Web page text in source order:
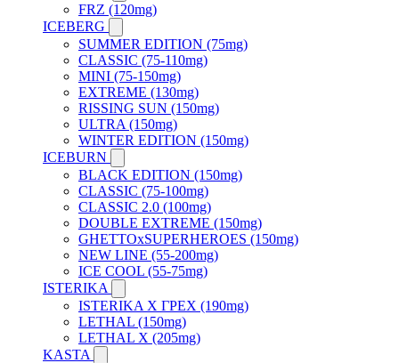
FRZ (120mg)
ICEBERG
SUMMER EDITION (75mg)
CLASSIC (75-110mg)
MINI (75-150mg)
EXTREME (130mg)
RISSING SUN (150mg)
ULTRA (150mg)
WINTER EDITION (150mg)
ICEBURN
BLACK EDITION (150mg)
CLASSIC (75-100mg)
CLASSIC 2.0 (100mg)
DOUBLE EXTREME (150mg)
GHETTOxSUPERHEROES (150mg)
NEW LINE (55-200mg)
ICE COOL (55-75mg)
ISTERIKA
ISTERIKA X ГРЕХ (190mg)
LETHAL (150mg)
LETHAL X (205mg)
KASTA